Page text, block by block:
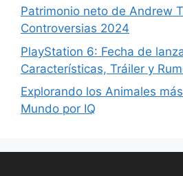
Patrimonio neto de Andrew
Controversias 2024
PlayStation 6: Fecha de
Características, Tráiler y
Explorando los Animales
Mundo por IQ